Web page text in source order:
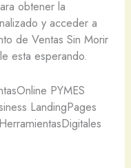
obtener la
y acceder a
de Ventas Sin Morir
esta esperando.
PYMES
LandingPages